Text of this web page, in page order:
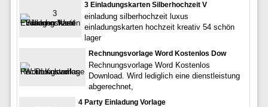
3 Einladungskarten Silberhochzeit V
einladung silberhochzeit luxus
einladungskarten hochzeit kreativ 54 schön
lager
Rechnungsvorlage Word Kostenlos Dow
Rechnungsvorlage Word Kostenlos
Download. Wird lediglich eine dienstleistung
abgerechnet,
4 Party Einladung Vorlage